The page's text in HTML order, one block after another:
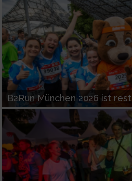
B2Run München 2026 ist